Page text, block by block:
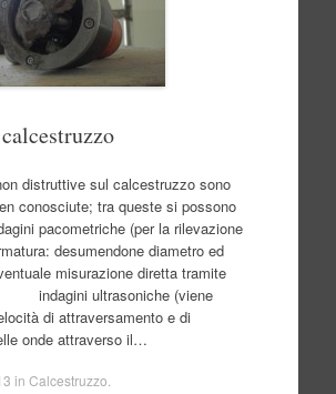
distruttive sul calcestruzzo sono
conosciute; tra queste si possono
pacometriche (per la rilevazione
desumendone diametro ed
misurazione diretta tramite
ultrasoniche (viene
di attraversamento e di
onde attraverso il…
in Calcestruzzo